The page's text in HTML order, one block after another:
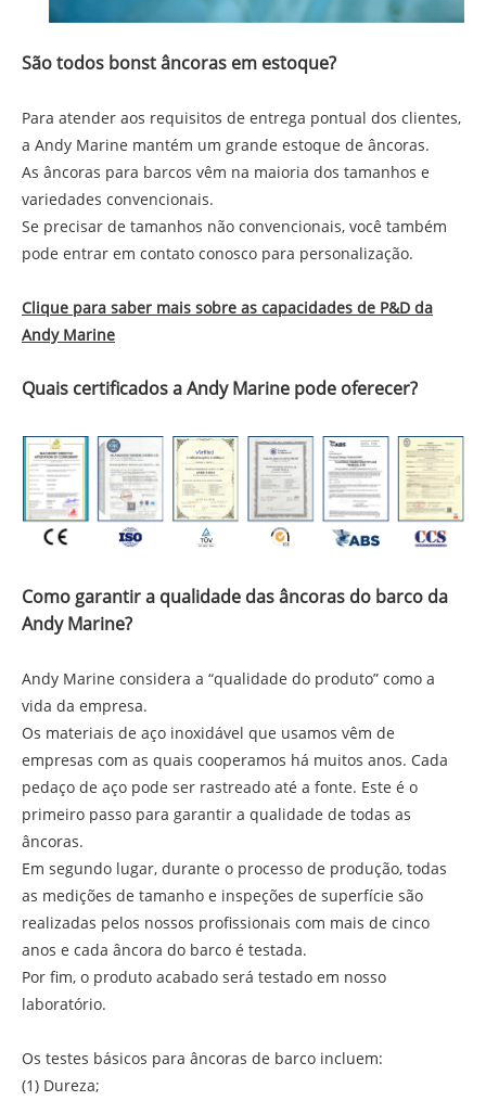
São todos bonst âncoras em estoque?
Para atender aos requisitos de entrega pontual dos clientes,
a Andy Marine mantém um grande estoque de âncoras.
As âncoras para barcos vêm na maioria dos tamanhos e
variedades convencionais.
Se precisar de tamanhos não convencionais, você também
pode entrar em contato conosco para personalização.
Clique para saber mais sobre as capacidades de P&D da
Andy Marine
Quais certificados a Andy Marine pode oferecer?
Como garantir a qualidade das âncoras do barco da
Andy Marine?
Andy Marine considera a “qualidade do produto” como a
vida da empresa.
Os materiais de aço inoxidável que usamos vêm de
empresas com as quais cooperamos há muitos anos. Cada
pedaço de aço pode ser rastreado até a fonte. Este é o
primeiro passo para garantir a qualidade de todas as
âncoras.
Em segundo lugar, durante o processo de produção, todas
as medições de tamanho e inspeções de superfície são
realizadas pelos nossos profissionais com mais de cinco
anos e cada âncora do barco é testada.
Por fim, o produto acabado será testado em nosso
laboratório.
Os testes básicos para âncoras de barco incluem:
(1) Dureza;